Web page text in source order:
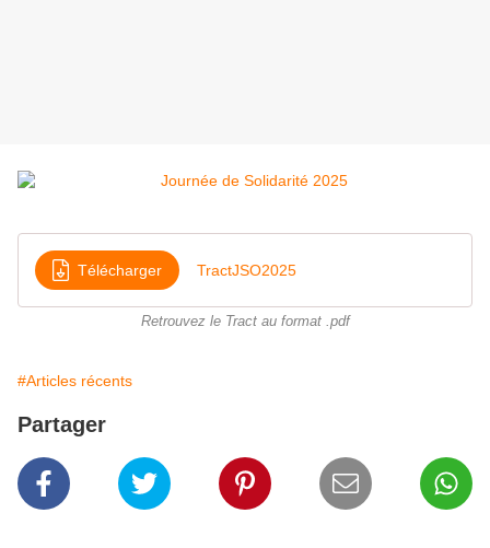
Télécharger TractJSO2025
Retrouvez le Tract au format .pdf
#Articles récents
Partager